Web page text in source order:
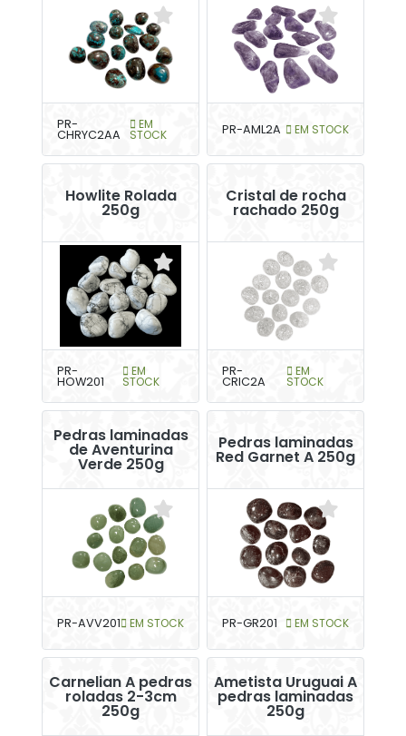
PR-
CHRYC2AA
EM
STOCK PR-AML2A EM STOCK
Howlite Rolada
250g
PR-
HOW201
EM
STOCK
Cristal de rocha
rachado 250g
PR-
CRIC2A
EM
STOCK
Pedras laminadas
de Aventurina
Verde 250g
PR-AVV201 EM STOCK
Pedras laminadas
Red Garnet A 250g
PR-GR201 EM STOCK
Carnelian A pedras
roladas 2-3cm
250g
Ametista Uruguai A
pedras laminadas
250g